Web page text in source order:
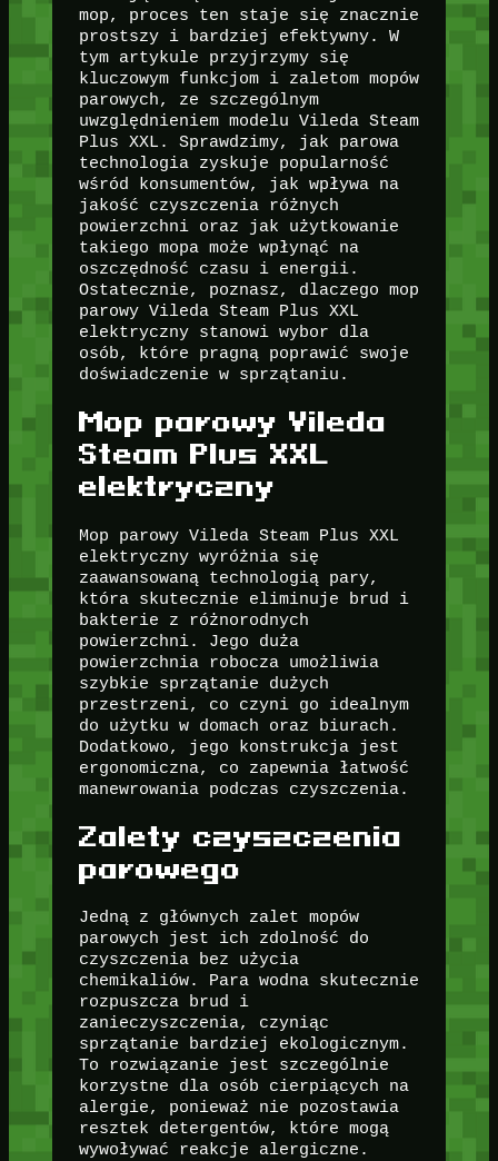
mop, proces ten staje się znacznie
prostszy i bardziej efektywny. W
tym artykule przyjrzymy się
kluczowym funkcjom i zaletom mopów
parowych, ze szczególnym
uwzględnieniem modelu Vileda Steam
Plus XXL. Sprawdzimy, jak parowa
technologia zyskuje popularność
wśród konsumentów, jak wpływa na
jakość czyszczenia różnych
powierzchni oraz jak użytkowanie
takiego mopa może wpłynąć na
oszczędność czasu i energii.
Ostatecznie, poznasz, dlaczego mop
parowy Vileda Steam Plus XXL
elektryczny stanowi wybor dla
osób, które pragną poprawić swoje
doświadczenie w sprzątaniu.
Mop parowy Vileda
Steam Plus XXL
elektryczny
Mop parowy Vileda Steam Plus XXL
elektryczny wyróżnia się
zaawansowaną technologią pary,
która skutecznie eliminuje brud i
bakterie z różnorodnych
powierzchni. Jego duża
powierzchnia robocza umożliwia
szybkie sprzątanie dużych
przestrzeni, co czyni go idealnym
do użytku w domach oraz biurach.
Dodatkowo, jego konstrukcja jest
ergonomiczna, co zapewnia łatwość
manewrowania podczas czyszczenia.
Zalety czyszczenia
parowego
Jedną z głównych zalet mopów
parowych jest ich zdolność do
czyszczenia bez użycia
chemikaliów. Para wodna skutecznie
rozpuszcza brud i
zanieczyszczenia, czyniąc
sprzątanie bardziej ekologicznym.
To rozwiązanie jest szczególnie
korzystne dla osób cierpiących na
alergie, ponieważ nie pozostawia
resztek detergentów, które mogą
wywoływać reakcje alergiczne.